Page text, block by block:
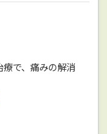
で、痛みの解消